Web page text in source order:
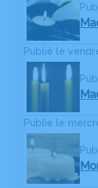
Publié le
Publié le